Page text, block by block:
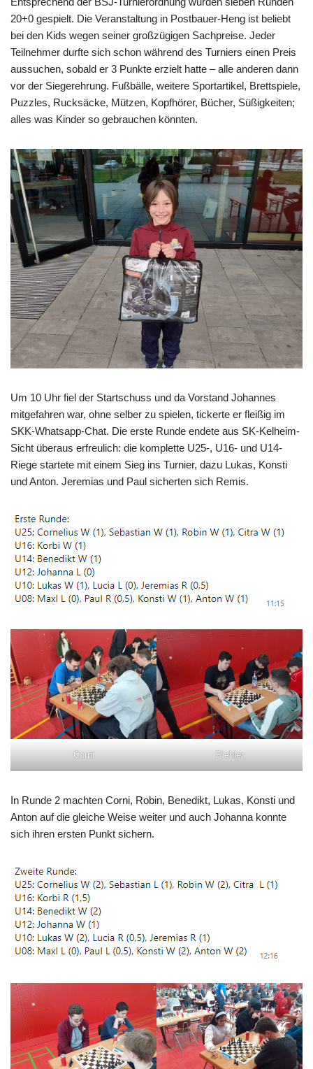
20+0 gespielt. Die Veranstaltung in Postbauer-Heng ist beliebt
bei den Kids wegen seiner großzügigen Sachpreise. Jeder
Teilnehmer durfte sich schon während des Turniers einen Preis
aussuchen, sobald er 3 Punkte erzielt hatte – alle anderen dann
vor der Siegerehrung. Fußbälle, weitere Sportartikel, Brettspiele,
Puzzles, Rucksäcke, Mützen, Kopfhörer, Bücher, Süßigkeiten;
alles was Kinder so gebrauchen könnten.
Um 10 Uhr fiel der Startschuss und da Vorstand Johannes
mitgefahren war, ohne selber zu spielen, tickerte er fleißig im
SKK-Whatsapp-Chat. Die erste Runde endete aus SK-Kelheim-
Sicht überaus erfreulich: die komplette U25-, U16- und U14-
Riege startete mit einem Sieg ins Turnier, dazu Lukas, Konsti
und Anton. Jeremias und Paul sicherten sich Remis.
Corni Piehler
In Runde 2 machten Corni, Robin, Benedikt, Lukas, Konsti und
Anton auf die gleiche Weise weiter und auch Johanna konnte
sich ihren ersten Punkt sichern.